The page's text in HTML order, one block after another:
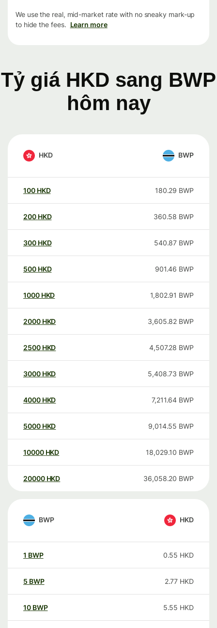
We use the real, mid-market rate with no sneaky mark-up
to hide the fees. Learn more
Tỷ giá HKD sang BWP
hôm nay
HKD BWP
100 HKD 180.29 BWP
200 HKD 360.58 BWP
300 HKD 540.87 BWP
500 HKD 901.46 BWP
1000 HKD 1,802.91 BWP
2000 HKD 3,605.82 BWP
2500 HKD 4,507.28 BWP
3000 HKD 5,408.73 BWP
4000 HKD 7,211.64 BWP
5000 HKD 9,014.55 BWP
10000 HKD 18,029.10 BWP
20000 HKD 36,058.20 BWP
BWP HKD
1 BWP 0.55 HKD
5 BWP 2.77 HKD
10 BWP 5.55 HKD